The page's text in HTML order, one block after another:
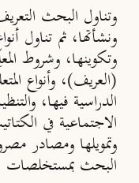
وتناول البحث
ونشأتها، ثم تناول
وتكوينها، وشروط
(العريف)، وأنواع
الدراسية فيها،
الاجتماعية في
وتمويلها ومصادر
البحث بمستخلصات